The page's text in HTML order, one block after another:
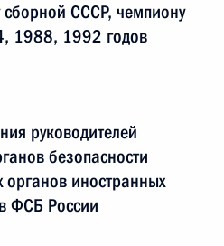
сборной СССР, чемпиону
1988, 1992 годов
руководителей
безопасности
органов иностранных
ФСБ России